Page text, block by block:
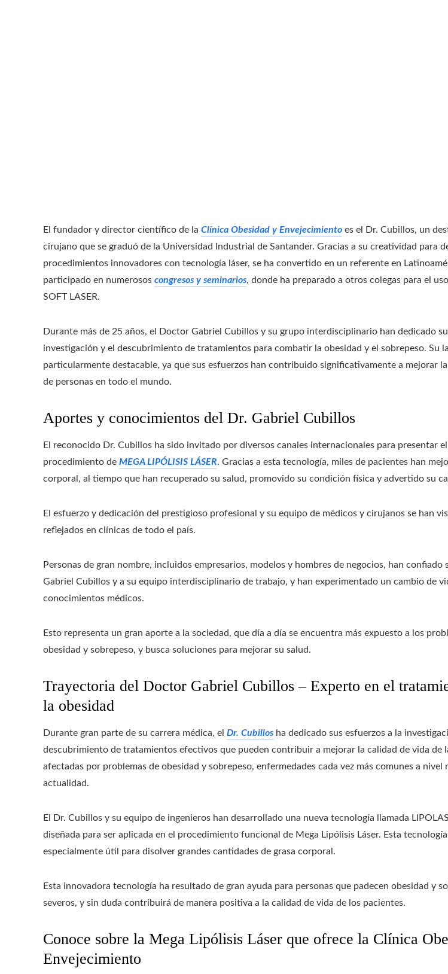
El fundador y director científico de la Clínica Obesidad y Envejecimiento es el Dr. Cubillos, un
cirujano que se graduó de la Universidad Industrial de Santander. Gracias a su creatividad para
procedimientos innovadores con tecnología láser, se ha convertido en un referente en
participado en numerosos congresos y seminarios, donde ha preparado a otros colegas para el
SOFT LASER.
Durante más de 25 años, el Doctor Gabriel Cubillos y su grupo interdisciplinario han dedicado
investigación y el descubrimiento de tratamientos para combatir la obesidad y el sobrepeso. Su
particularmente destacable, ya que sus esfuerzos han contribuido significativamente a mejorar
de personas en todo el mundo.
Aportes y conocimientos del Dr. Gabriel Cubillos
El reconocido Dr. Cubillos ha sido invitado por diversos canales internacionales para presentar
procedimiento de MEGA LIPÓLISIS LÁSER. Gracias a esta tecnología, miles de pacientes han
corporal, al tiempo que han recuperado su salud, promovido su condición física y advertido su
El esfuerzo y dedicación del prestigioso profesional y su equipo de médicos y cirujanos se han
reflejados en clínicas de todo el país.
Personas de gran nombre, incluidos empresarios, modelos y hombres de negocios, han confiado
Gabriel Cubillos y a su equipo interdisciplinario de trabajo, y han experimentado un cambio de
conocimientos médicos.
Esto representa un gran aporte a la sociedad, que día a día se encuentra más expuesto a los
obesidad y sobrepeso, y busca soluciones para mejorar su salud.
Trayectoria del Doctor Gabriel Cubillos – Experto en el
la obesidad
Durante gran parte de su carrera médica, el Dr. Cubillos ha dedicado sus esfuerzos a la
descubrimiento de tratamientos efectivos que pueden contribuir a mejorar la calidad de vida de
afectadas por problemas de obesidad y sobrepeso, enfermedades cada vez más comunes a nivel
actualidad.
El Dr. Cubillos y su equipo de ingenieros han desarrollado una nueva tecnología llamada
diseñada para ser aplicada en el procedimiento funcional de Mega Lipólisis Láser. Esta
especialmente útil para disolver grandes cantidades de grasa corporal.
Esta innovadora tecnología ha resultado de gran ayuda para personas que padecen obesidad y
severos, y sin duda contribuirá de manera positiva a la calidad de vida de los pacientes.
Conoce sobre la Mega Lipólisis Láser que ofrece la Clínica
Envejecimiento